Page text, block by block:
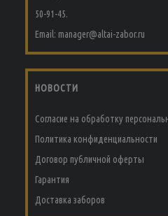
50-91-45.
Email: manager@altai-zabor.ru
НОВОСТИ
Согласие на обработку
Политика конфиденциальности
Договор публичной оферты
Гарантия
Доставка заборов